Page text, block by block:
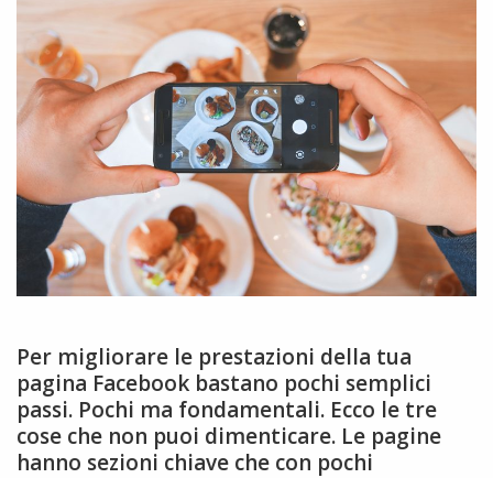
Per migliorare le prestazioni della tua
pagina Facebook bastano pochi semplici
passi. Pochi ma fondamentali. Ecco le tre
cose che non puoi dimenticare. Le pagine
hanno sezioni chiave che con pochi